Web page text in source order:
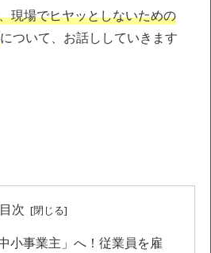
現場でヒヤッとしないための
について、お話ししていきます
目次
小事業主」へ！従業員を雇